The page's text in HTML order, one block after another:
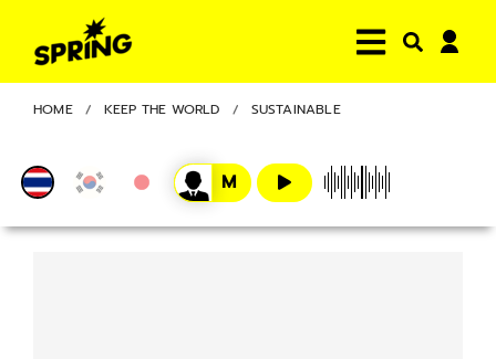
HOME KEEP THE WORLD SUSTAINABLE